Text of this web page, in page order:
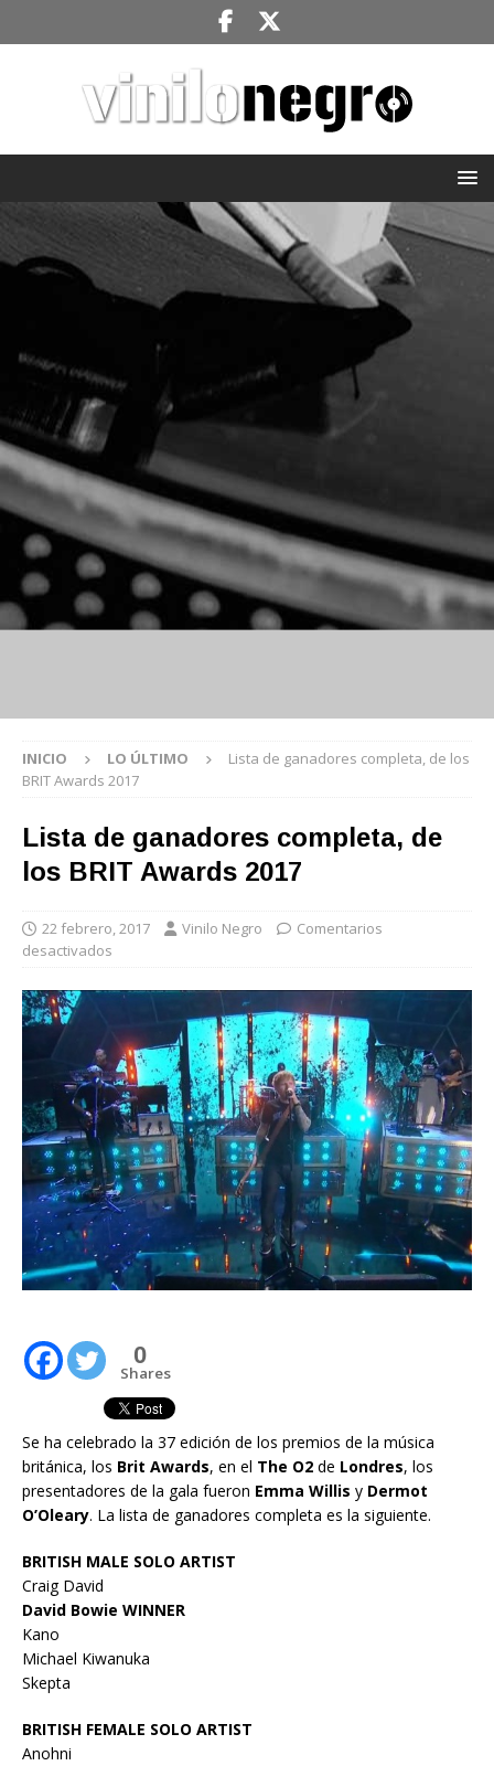
INICIO LO ÚLTIMO
Lista de ganadores completa, de los
BRIT Awards 2017
Lista de ganadores completa, de
los BRIT Awards 2017
22 febrero, 2017 Vinilo Negro
Comentarios
desactivados
0
Shares
Se ha celebrado la 37 edición de los premios de la música
británica, los Brit Awards, en el The O2 de Londres, los
presentadores de la gala fueron Emma Willis y Dermot
O’Oleary. La lista de ganadores completa es la siguiente.
BRITISH MALE SOLO ARTIST
Craig David
David Bowie WINNER
Kano
Michael Kiwanuka
Skepta
BRITISH FEMALE SOLO ARTIST
Anohni